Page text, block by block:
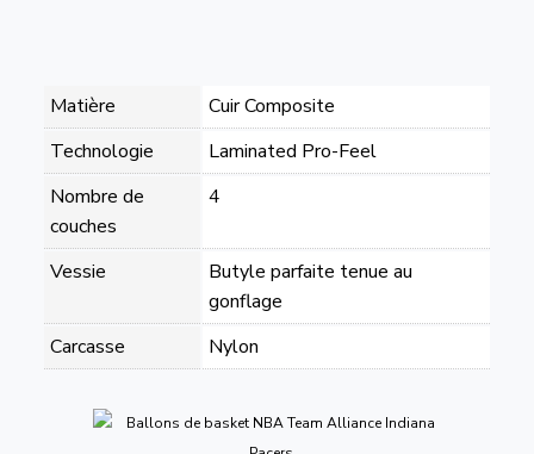
Matière
Cuir Composite
Technologie
Laminated Pro-Feel
Nombre de
couches
4
Vessie
Butyle parfaite tenue au
gonflage
Carcasse
Nylon